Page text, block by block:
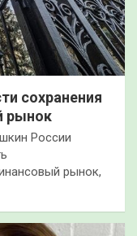
сохранения
рынок
России
рынок,